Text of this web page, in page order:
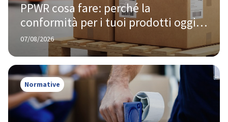
PPWR cosa fare: perché la
conformità per i tuoi prodotti oggi
te la chiede Amazon, non Bruxelles
07/08/2026
Normative